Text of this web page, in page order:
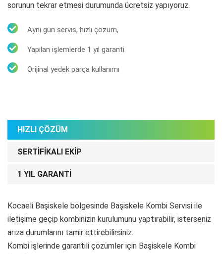
sorunun tekrar etmesi durumunda ücretsiz yapıyoruz.
Aynı gün servis, hızlı çözüm,
Yapılan işlemlerde 1 yıl garanti
Orijinal yedek parça kullanımı
HIZLI ÇÖZÜM
SERTIFIKALI EKIP
1 YIL GARANTI
Kocaeli Başiskele bölgesinde Başiskele Kombi Servisi ile
iletişime geçip kombinizin kurulumunu yaptırabilir, isterseniz
arıza durumlarını tamir ettirebilirsiniz.
Kombi işlerinde garantili çözümler için Başiskele Kombi